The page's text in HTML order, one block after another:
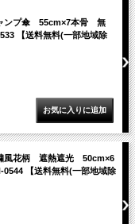
ンプ傘 55cm×7本骨 無
【送料無料(一部地域除
風花柄 遮熱遮光 50cm×6
【送料無料(一部地域除